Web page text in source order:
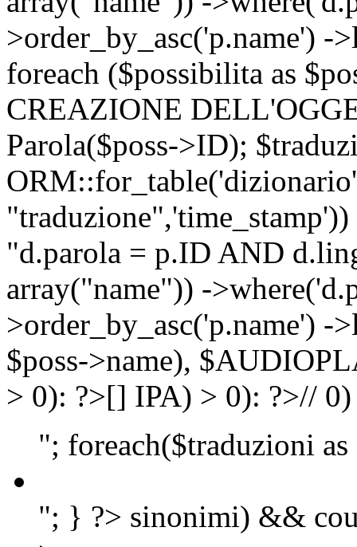
>order_by_asc('p.name')
foreach ($possibilita as
CREAZIONE
Parola($poss->ID);
"d.parola = p.ID AND
array("name")) -
>order_by_asc('p.name')
$poss->name),
> 0): ?>[] IPA) > 0): ?>//
"; foreach($traduzioni
"; } ?> sinonimi) &&